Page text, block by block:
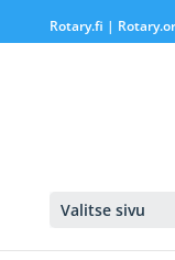
Rotary.fi |
Valitse sivu